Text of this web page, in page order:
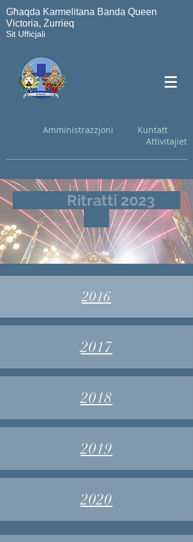
Għaqda Karmelitana Banda Queen
Victoria, Żurrieq
Sit Uffiċjali
Amministrazzjoni
Kuntatt
Attivitajiet
Ritratti 2023
2016
2017
2018
2019
2020